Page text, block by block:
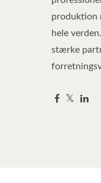
produktion
hele
stærke